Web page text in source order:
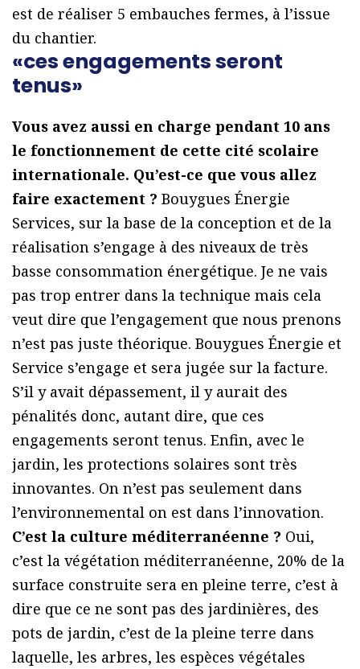
est de réaliser 5 embauches fermes, à l’issue
du chantier.
«ces engagements seront
tenus»
Vous avez aussi en charge pendant 10 ans
le fonctionnement de cette cité scolaire
internationale. Qu’est-ce que vous allez
faire exactement ? Bouygues Énergie
Services, sur la base de la conception et de la
réalisation s’engage à des niveaux de très
basse consommation énergétique. Je ne vais
pas trop entrer dans la technique mais cela
veut dire que l’engagement que nous prenons
n’est pas juste théorique. Bouygues Énergie et
Service s’engage et sera jugée sur la facture.
S’il y avait dépassement, il y aurait des
pénalités donc, autant dire, que ces
engagements seront tenus. Enfin, avec le
jardin, les protections solaires sont très
innovantes. On n’est pas seulement dans
l’environnemental on est dans l’innovation.
C’est la culture méditerranéenne ? Oui,
c’est la végétation méditerranéenne, 20% de la
surface construite sera en pleine terre, c’est à
dire que ce ne sont pas des jardinières, des
pots de jardin, c’est de la pleine terre dans
laquelle, les arbres, les espèces végétales